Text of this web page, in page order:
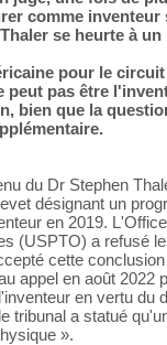
comme inventeur
se heurte à
pour le
peut pas être
bien que la
du Dr Stephen
désignant un
en 2019.
(USPTO) a refusé
cette
appel en août 2022
en vertu du
tribunal a statué
».